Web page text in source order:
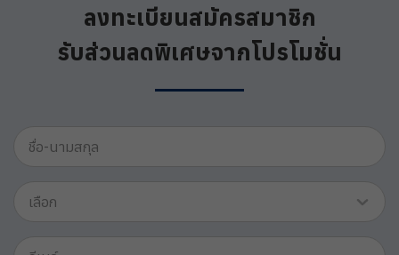
ลงทะเบียนสมัครสมาชิก
รับส่วนลดพิเศษจากโปรโมชั่น